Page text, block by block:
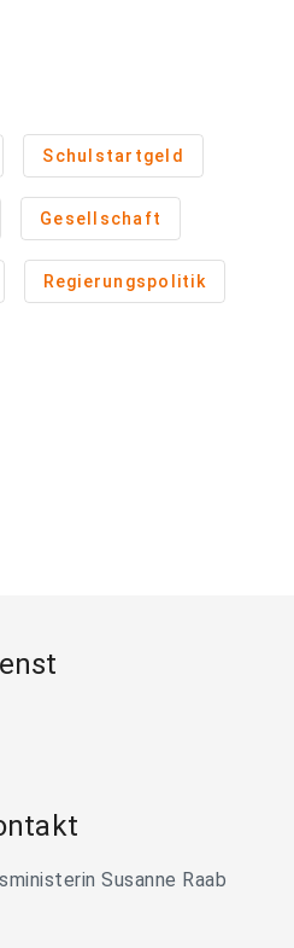
Schulstartgeld
Gesellschaft
Regierungspolitik
Susanne Raab